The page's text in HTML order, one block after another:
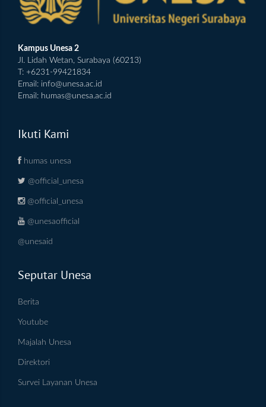
Kampus Unesa 2
Jl. Lidah Wetan, Surabaya (60213)
T: +6231-99421834
Email: info@unesa.ac.id
Email: humas@unesa.ac.id
Ikuti Kami
humas unesa
@official_unesa
@official_unesa
@unesaofficial
@unesaid
Seputar Unesa
Berita
Youtube
Majalah Unesa
Direktori
Survei Layanan Unesa